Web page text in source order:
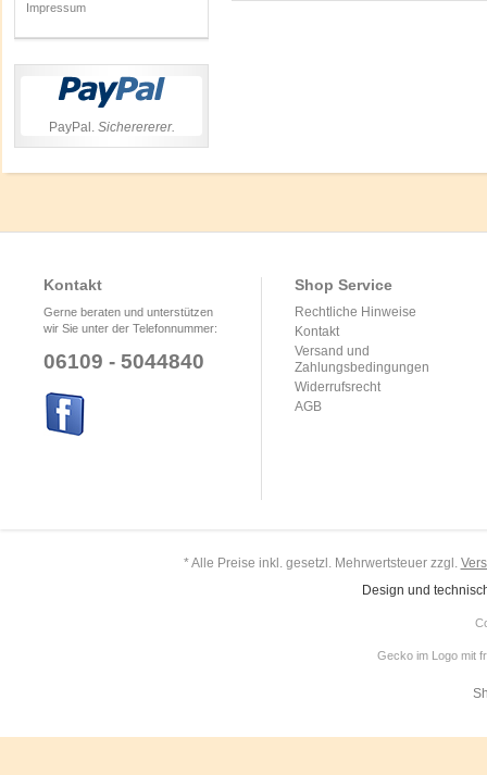
Impressum
PayPal. Sicherererer.
Kontakt
Gerne beraten und unterstützen
wir Sie unter der Telefonnummer:
06109 - 5044840
Shop Service
Rechtliche Hinweise
Kontakt
Versand und
Zahlungsbedingungen
Widerrufsrecht
AGB
* Alle Preise inkl. gesetzl. Mehrwertsteuer zzgl.
Design und
Gecko im Logo mit